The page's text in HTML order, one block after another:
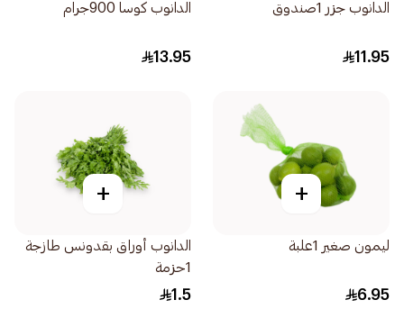
الدانوب جزر 1صندوق
11.95
الدانوب كوسا 900جرام
13.95
+
ليمون صغير 1علبة
6.95
+
الدانوب أوراق بقدونس طازجة
1حزمة
1.5